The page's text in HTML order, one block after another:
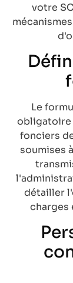
votre
Le
obligatoire
fonciers
soumises
détailler
charges